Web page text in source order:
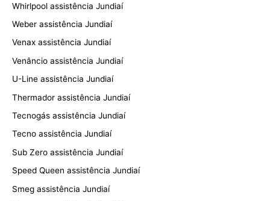
Whirlpool assistência Jundiaí
Weber assistência Jundiaí
Venax assistência Jundiaí
Venâncio assistência Jundiaí
U-Line assistência Jundiaí
Thermador assistência Jundiaí
Tecnogás assistência Jundiaí
Tecno assistência Jundiaí
Sub Zero assistência Jundiaí
Speed Queen assistência Jundiaí
Smeg assistência Jundiaí